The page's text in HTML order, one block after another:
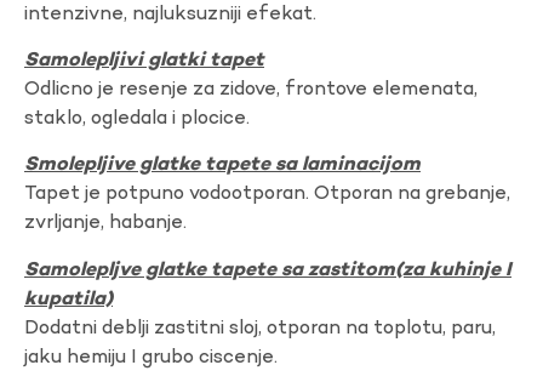
intenzivne, najluksuzniji efekat.
Samolepljivi glatki tapet
Odlicno je resenje za zidove, frontove elemenata,
staklo, ogledala i plocice.
Smolepljive glatke tapete sa laminacijom
Tapet je potpuno vodootporan. Otporan na grebanje,
zvrljanje, habanje.
Samolepljve glatke tapete sa zastitom(za kuhinje I
kupatila)
Dodatni deblji zastitni sloj, otporan na toplotu, paru,
jaku hemiju I grubo ciscenje.